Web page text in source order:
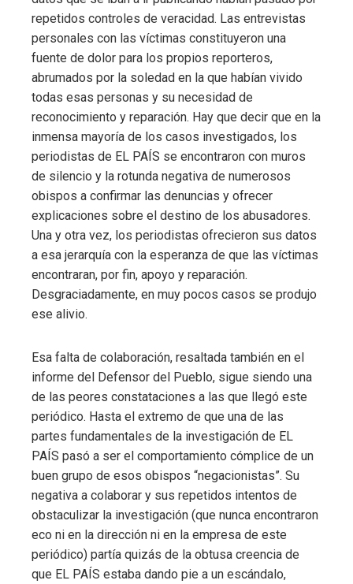
repetidos controles de veracidad. Las entrevistas
personales con las víctimas constituyeron una
fuente de dolor para los propios reporteros,
abrumados por la soledad en la que habían vivido
todas esas personas y su necesidad de
reconocimiento y reparación. Hay que decir que en la
inmensa mayoría de los casos investigados, los
periodistas de EL PAÍS se encontraron con muros
de silencio y la rotunda negativa de numerosos
obispos a confirmar las denuncias y ofrecer
explicaciones sobre el destino de los abusadores.
Una y otra vez, los periodistas ofrecieron sus datos
a esa jerarquía con la esperanza de que las víctimas
encontraran, por fin, apoyo y reparación.
Desgraciadamente, en muy pocos casos se produjo
ese alivio.
Esa falta de colaboración, resaltada también en el
informe del Defensor del Pueblo, sigue siendo una
de las peores constataciones a las que llegó este
periódico. Hasta el extremo de que una de las
partes fundamentales de la investigación de EL
PAÍS pasó a ser el comportamiento cómplice de un
buen grupo de esos obispos “negacionistas”. Su
negativa a colaborar y sus repetidos intentos de
obstaculizar la investigación (que nunca encontraron
eco ni en la dirección ni en la empresa de este
periódico) partía quizás de la obtusa creencia de
que EL PAÍS estaba dando pie a un escándalo,